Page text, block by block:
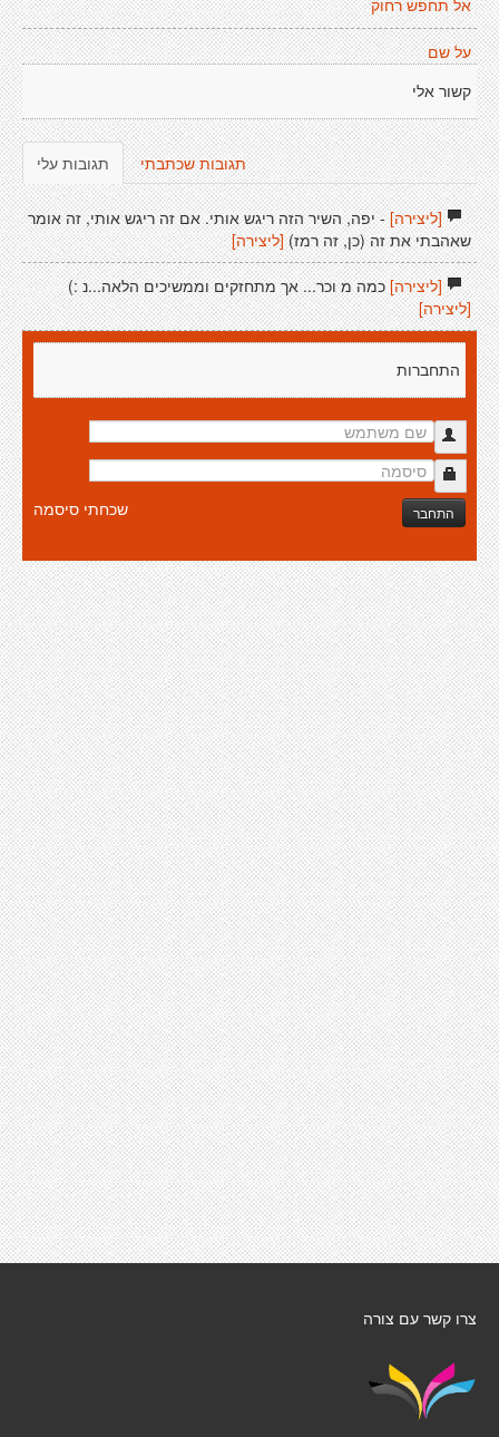
אל תחפש רחוק
על שם
קשור אלי
תגובות עלי תגובות שכתבתי
[ליצירה]- יפה, השיר הזה ריגש אותי. אם זה ריגש אותי, זה אומר
שאהבתי את זה (כן, זה רמז) [ליצירה]
[ליצירה]כמה מ וכר... אך מתחזקים וממשיכים הלאה...נ :)
[ליצירה]
התחברות
התחבר שכחתי סיסמה
צרו קשר עם צורה